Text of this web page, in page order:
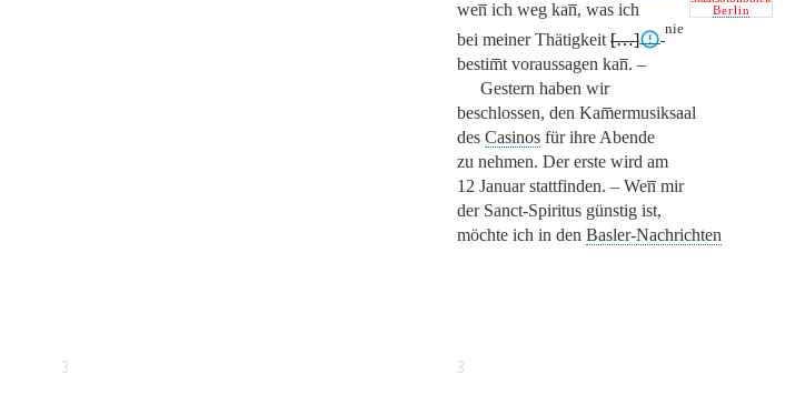
Berlin
wen̅ ich weg kan̅, was ich
bei meiner Thätigkeit […]
nie
bestim̅t voraussagen kan̅. –
Gestern haben wir
beschlossen, den Kam̅ermusiksaal
des Casinos für ihre Abende
zu nehmen. Der erste wird am
12 Januar stattfinden. – Wen̅ mir
der Sanct-Spiritus günstig ist,
möchte ich in den Basler-Nachrichten
3 3